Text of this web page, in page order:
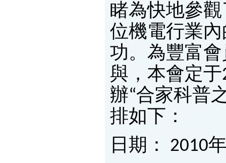
睹為快地參
位機電行業
功。為豐富
與，本會定
辦“合家科普
排如下：
日期： 2010